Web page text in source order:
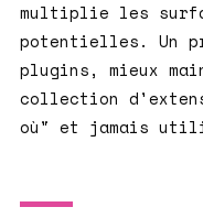
multiplie les
potentielles. Un
plugins, mieux
collection
où" et jamais